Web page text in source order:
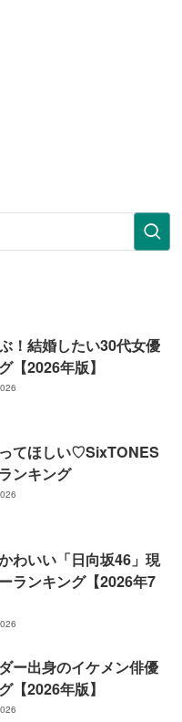
！結婚したい30代女優
【2026年版】
てほしい♡SixTONES
ンキング
わいい「日向坂46」現
ランキング【2026年7
ー出身のイケメン俳優
【2026年版】